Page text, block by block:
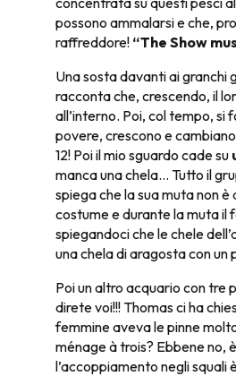
possono ammalarsi e che,
raffreddore! “The Show
Una sosta davanti ai granchi
racconta che, crescendo, il
all’interno. Poi, col tempo, si
povere, crescono e
12! Poi il mio sguardo cade su
manca una chela… Tutto il
spiega che la sua muta non
costume e durante la muta il
spiegandoci che le chele
una chela di aragosta con un
Poi un altro acquario con tre
direte voi!!! Thomas ci ha
femmine aveva le pinne
ménage à trois? Ebbene no,
l’accoppiamento negli